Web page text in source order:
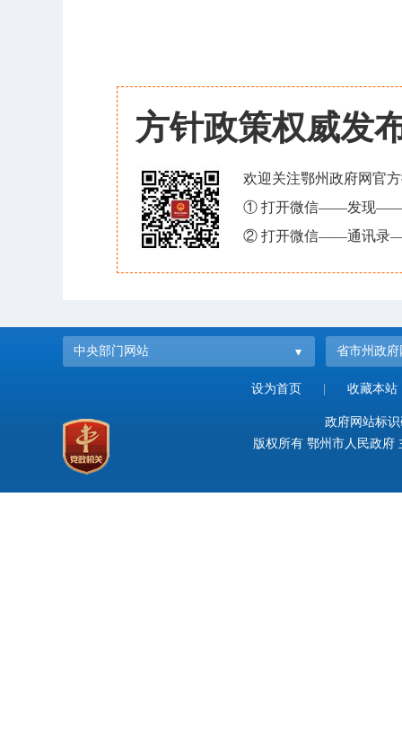
方针政策权威发
欢迎关注鄂州政府网官
① 打开微信——发现——
② 打开微信——通讯录
中央部门网站 省市州政府
设为首页 收藏本站
政府网站标
版权所有 鄂州市人民政府